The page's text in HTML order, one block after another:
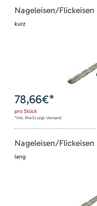
Nageleisen/
kurz
78,66€*
pro Stück
*inkl. MwSt zzgl. Versand
Nageleisen/
lang